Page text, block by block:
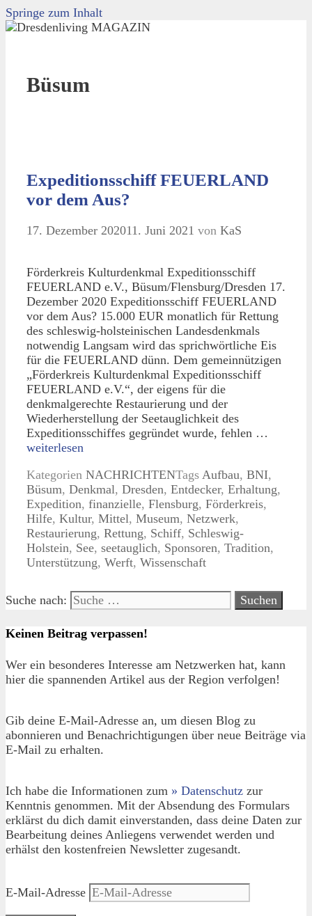
Springe zum Inhalt
Büsum
Expeditionsschiff FEUERLAND
vor dem Aus?
17. Dezember 202011. Juni 2021 von KaS
Förderkreis Kulturdenkmal Expeditionsschiff
FEUERLAND e.V., Büsum/Flensburg/Dresden 17.
Dezember 2020 Expeditionsschiff FEUERLAND
vor dem Aus? 15.000 EUR monatlich für Rettung
des schleswig-holsteinischen Landesdenkmals
notwendig Langsam wird das sprichwörtliche Eis
für die FEUERLAND dünn. Dem gemeinnützigen
„Förderkreis Kulturdenkmal Expeditionsschiff
FEUERLAND e.V.“, der eigens für die
denkmalgerechte Restaurierung und der
Wiederherstellung der Seetauglichkeit des
Expeditionsschiffes gegründet wurde, fehlen …
weiterlesen
Kategorien NACHRICHTENTags Aufbau, BNI,
Büsum, Denkmal, Dresden, Entdecker, Erhaltung,
Expedition, finanzielle, Flensburg, Förderkreis,
Hilfe, Kultur, Mittel, Museum, Netzwerk,
Restaurierung, Rettung, Schiff, Schleswig-
Holstein, See, seetauglich, Sponsoren, Tradition,
Unterstützung, Werft, Wissenschaft
Suche nach:
Keinen Beitrag verpassen!
Wer ein besonderes Interesse am Netzwerken hat, kann
hier die spannenden Artikel aus der Region verfolgen!
Gib deine E-Mail-Adresse an, um diesen Blog zu
abonnieren und Benachrichtigungen über neue Beiträge via
E-Mail zu erhalten.
Ich habe die Informationen zum » Datenschutz zur
Kenntnis genommen. Mit der Absendung des Formulars
erklärst du dich damit einverstanden, dass deine Daten zur
Bearbeitung deines Anliegens verwendet werden und
erhälst den kostenfreien Newsletter zugesandt.
E-Mail-Adresse